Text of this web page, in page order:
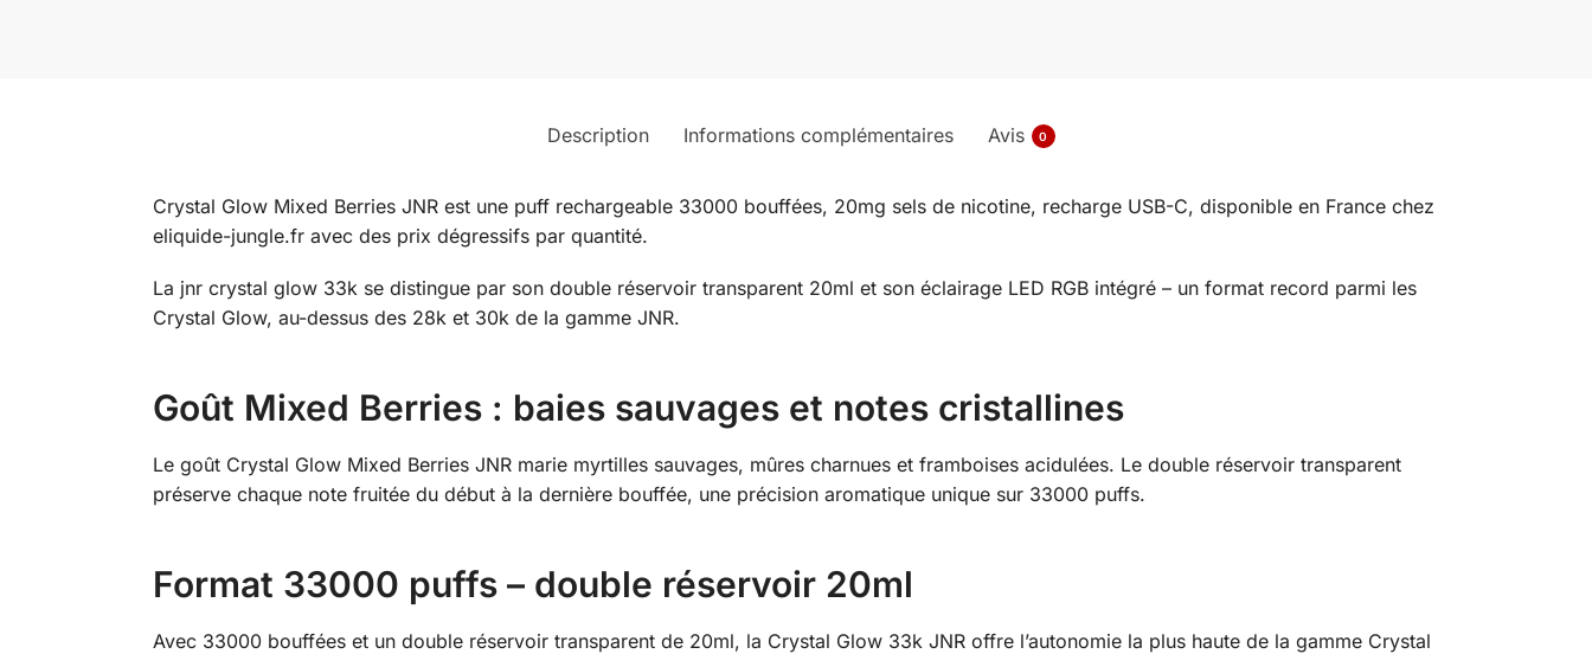
Description Informations complémentaires Avis 0
Crystal Glow Mixed Berries JNR est une puff rechargeable 33000 bouffées, 20mg sels de nicotine, recharge USB-C, disponible en France chez
eliquide-jungle.fr avec des prix dégressifs par quantité.
La jnr crystal glow 33k se distingue par son double réservoir transparent 20ml et son éclairage LED RGB intégré – un format record parmi les
Crystal Glow, au-dessus des 28k et 30k de la gamme JNR.
Goût Mixed Berries : baies sauvages et notes cristallines
Le goût Crystal Glow Mixed Berries JNR marie myrtilles sauvages, mûres charnues et framboises acidulées. Le double réservoir transparent
préserve chaque note fruitée du début à la dernière bouffée, une précision aromatique unique sur 33000 puffs.
Format 33000 puffs – double réservoir 20ml
Avec 33000 bouffées et un double réservoir transparent de 20ml, la Crystal Glow 33k JNR offre l’autonomie la plus haute de la gamme Crystal